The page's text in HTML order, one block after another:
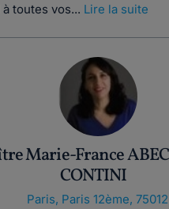
toutes vos... Lire la suite
Marie-France
CONTINI
Paris, Paris 12ème, 75012